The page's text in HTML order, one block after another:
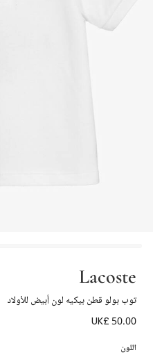
Lacoste
توب بولو قطن بيكيه لون أبيض للأولاد
UK£ 50.00
اللون